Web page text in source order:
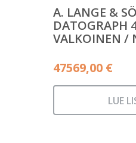
A. LANGE &
DATOGRAPH
VALKOINEN /
47569,00 €
LUE